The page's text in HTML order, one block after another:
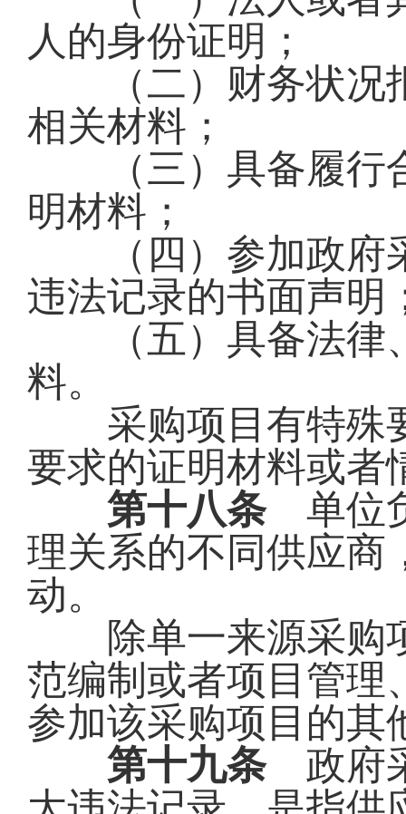
人的身份证明；
（二）财务状况报
相关材料；
（三）具备履行合
明材料；
（四）参加政府
违法记录的书面声明
（五）具备法律、
料。
采购项目有特殊要
要求的证明材料或者
第十八条单位负
理关系的不同供应商
动。
除单一来源采购项
范编制或者项目管理
参加该采购项目的其
第十九条政府采